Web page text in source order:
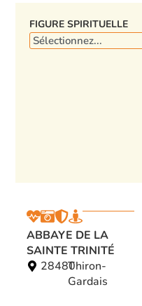
FIGURE SPIRITUELLE
ABBAYE DE LA
SAINTE TRINITÉ
28480Thiron-
Gardais